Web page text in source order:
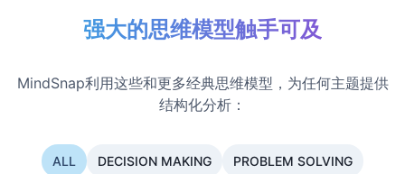
强大的思维模型触手可及
MindSnap利用这些和更多经典思维模型，为任何主题提供
结构化分析：
ALL DECISION MAKING PROBLEM SOLVING